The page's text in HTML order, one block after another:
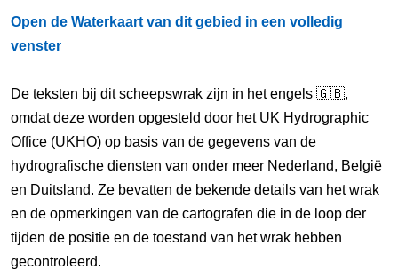
Open de Waterkaart van dit gebied in een volledig
venster
De teksten bij dit scheepswrak zijn in het engels 🇬🇧,
omdat deze worden opgesteld door het UK Hydrographic
Office (UKHO) op basis van de gegevens van de
hydrografische diensten van onder meer Nederland, België
en Duitsland. Ze bevatten de bekende details van het wrak
en de opmerkingen van de cartografen die in de loop der
tijden de positie en de toestand van het wrak hebben
gecontroleerd.